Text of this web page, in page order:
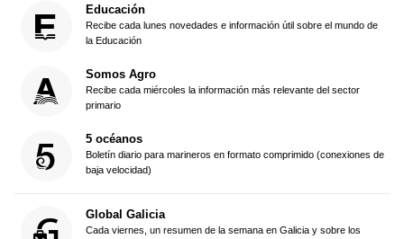
Educación
Recibe cada lunes novedades e información útil sobre el mundo de
la Educación
Somos Agro
Recibe cada miércoles la información más relevante del sector
primario
5 océanos
Boletín diario para marineros en formato comprimido (conexiones de
baja velocidad)
Global Galicia
Cada viernes, un resumen de la semana en Galicia y sobre los